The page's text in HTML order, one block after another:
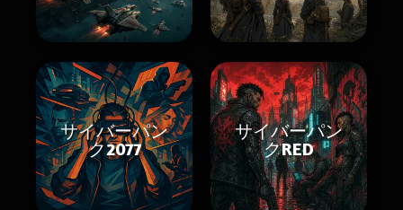
サイバーパン
ク2077
サイバーパン
クRED